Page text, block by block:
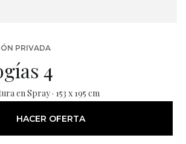
PRIVADA
4
en Spray · 153 x 195 cm
HACER OFERTA